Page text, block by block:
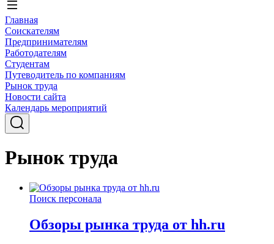
Главная
Соискателям
Предпринимателям
Работодателям
Студентам
Путеводитель по компаниям
Рынок труда
Новости сайта
Календарь мероприятий
Рынок труда
Поиск персонала
Обзоры рынка труда от hh.ru